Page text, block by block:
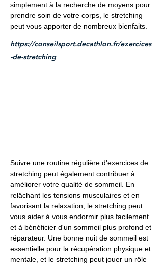
simplement à la recherche de moyens pour
prendre soin de votre corps, le stretching
peut vous apporter de nombreux bienfaits.
https://conseilsport.decathlon.fr/exercices
-de-stretching
Suivre une routine régulière d'exercices de
stretching peut également contribuer à
améliorer votre qualité de sommeil. En
relâchant les tensions musculaires et en
favorisant la relaxation, le stretching peut
vous aider à vous endormir plus facilement
et à bénéficier d'un sommeil plus profond et
réparateur. Une bonne nuit de sommeil est
essentielle pour la récupération physique et
mentale, et le stretching peut jouer un rôle